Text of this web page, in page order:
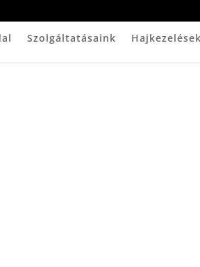
Szolgáltatásaink Hajkezelések